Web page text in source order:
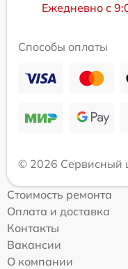
Ежедневно с
Способы оплаты
© 2026 Сервисный
Стоимость ремонта
Оплата и доставка
Контакты
Вакансии
О компании